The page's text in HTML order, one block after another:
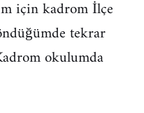
için kadrom İlçe
tekrar
okulumda